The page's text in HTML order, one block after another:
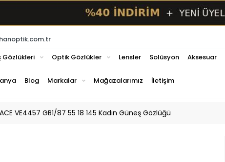
Gözlükleri Optik Gözlükler Lensler Solüsyon Aksesuar
Blog Markalar Mağazalarımız İletişim
VE4457 GB1/87 55 18 145 Kadın Güneş Gözlüğü